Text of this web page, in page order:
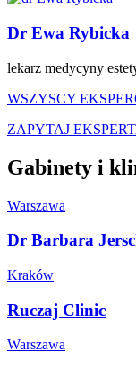
Dr Ewa Rybicka
lekarz medycyny
WSZYSCY
ZAPYTAJ
Gabinety i
Warszawa
Dr Barbara
Kraków
Ruczaj Clinic
Warszawa